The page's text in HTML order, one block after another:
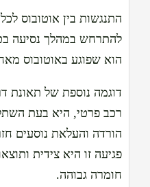
התנגשות בין אוטובוס
להתרחש במהלך נסיעה
הוא שפוגע באוטובוס
דוגמה נוספת של תאונת
רכב פרטי, היא בעת
הורדה והעלאת נוסעים
פגיעה זו היא צידית
חומרה גבוהה.